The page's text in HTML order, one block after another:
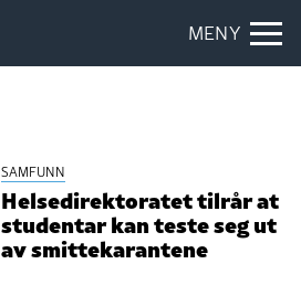
MENY
SAMFUNN
Helsedirektoratet tilrår at
studentar kan teste seg ut
av smittekarantene